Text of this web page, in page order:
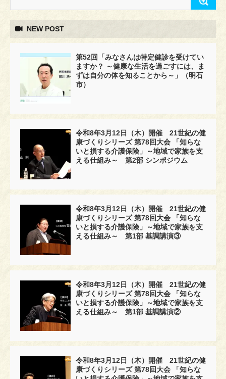
NEW POST
第52回「みなさんは特定健診を受けてい
ますか？ ～健康な生活を過ごすには、ま
ずは自分の体を知ることから～」（明石
市）
令和8年3月12日（木）開催 21世紀の健
康づくりシリーズ 第78回大会 「知らな
いと損する介護保険」～地域で家族を支
える仕組み～ 第2部 シンポジウム
令和8年3月12日（木）開催 21世紀の健
康づくりシリーズ 第78回大会 「知らな
いと損する介護保険」～地域で家族を支
える仕組み～ 第1部 基調講演③
令和8年3月12日（木）開催 21世紀の健
康づくりシリーズ 第78回大会 「知らな
いと損する介護保険」～地域で家族を支
える仕組み～ 第1部 基調講演②
令和8年3月12日（木）開催 21世紀の健
康づくりシリーズ 第78回大会 「知らな